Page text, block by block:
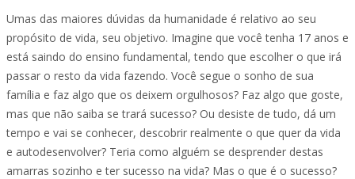
Umas das maiores dúvidas da humanidade é relativo ao seu
propósito de vida, seu objetivo. Imagine que você tenha 17 anos e
está saindo do ensino fundamental, tendo que escolher o que irá
passar o resto da vida fazendo. Você segue o sonho de sua
família e faz algo que os deixem orgulhosos? Faz algo que goste,
mas que não saiba se trará sucesso? Ou desiste de tudo, dá um
tempo e vai se conhecer, descobrir realmente o que quer da vida
e autodesenvolver? Teria como alguém se desprender destas
amarras sozinho e ter sucesso na vida? Mas o que é o sucesso?